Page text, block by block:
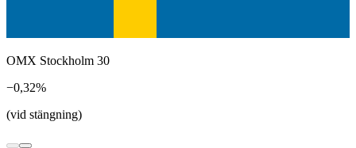
OMX Stockholm 30
−0,32%
(vid stängning)